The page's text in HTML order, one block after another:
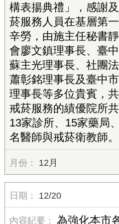
構表揚典禮」，感謝
菸服務人員在基層第
辛勞，由施主任秘書
會廖文鎮理事長、臺
蘇主光理事長、社團
蕭彰銘理事長及臺中
理事長等多位貴賓，
戒菸服務的績優院所
13家診所、15家藥局
名醫師與戒菸衛教師。
12月
12/20
為強化本市